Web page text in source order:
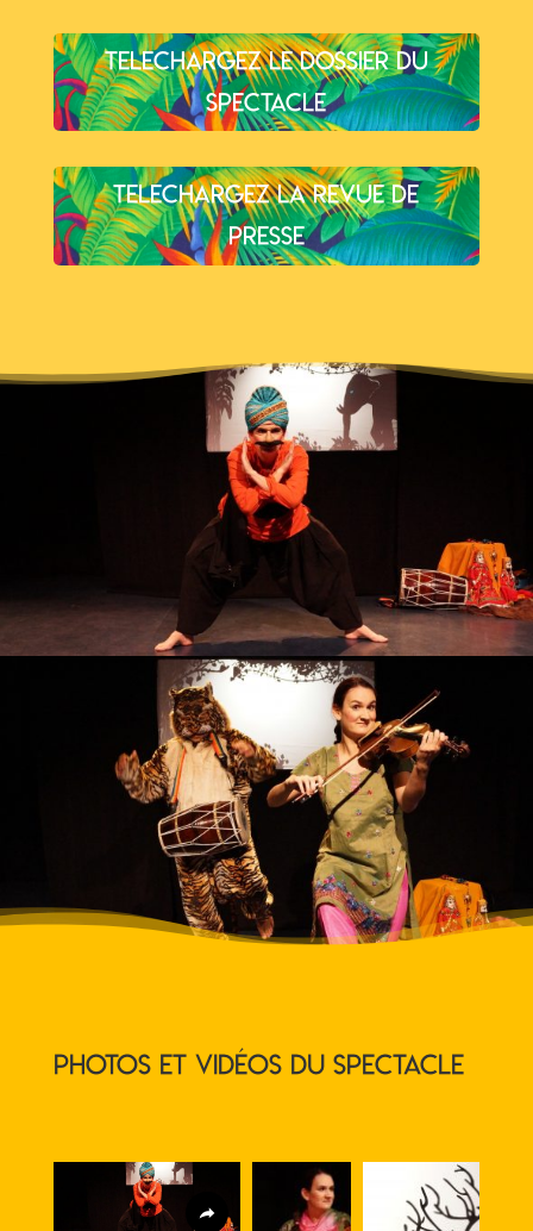
TELECHARGEZ LE DOSSIER DU
SPECTACLE
TELECHARGEZ LA revue de
presse
Photos et vidéos du spectacle